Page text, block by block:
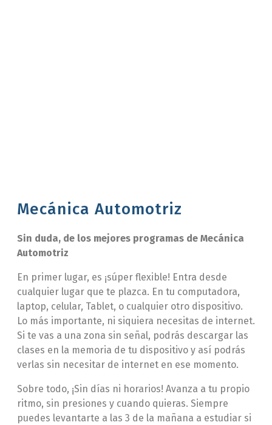
Mecánica Automotriz
Sin duda, de los mejores programas de Mecánica
Automotriz
En primer lugar, es ¡súper flexible! Entra desde
cualquier lugar que te plazca. En tu computadora,
laptop, celular, Tablet, o cualquier otro dispositivo.
Lo más importante, ni siquiera necesitas de internet.
Si te vas a una zona sin señal, podrás descargar las
clases en la memoria de tu dispositivo y así podrás
verlas sin necesitar de internet en ese momento.
Sobre todo, ¡Sin días ni horarios! Avanza a tu propio
ritmo, sin presiones y cuando quieras. Siempre
puedes levantarte a las 3 de la mañana a estudiar si